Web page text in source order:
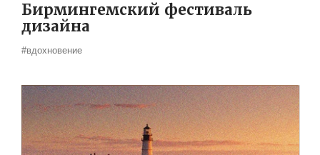
Бирмингемский фестиваль
дизайна
#вдохновение